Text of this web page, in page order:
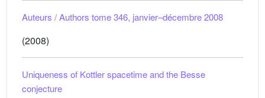
Auteurs / Authors tome 346, janvier–décembre 2008
(2008)
Uniqueness of Kottler spacetime and the Besse
conjecture